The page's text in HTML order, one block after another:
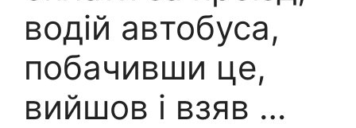
водій автобуса,
побачивши це,
вийшов і взяв …